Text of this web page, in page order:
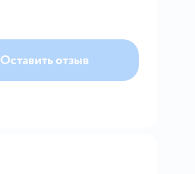
Оставить отзыв